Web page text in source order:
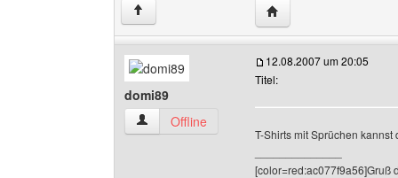
↑ Website dieses
domi89
domi89 Benutzer-Profile anzeigen
Offline
12.08.2007 um 20:05
Titel:
T-Shirts mit Sprüchen
[color=red:ac077f9a56]Gruß